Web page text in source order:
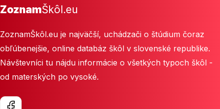
ZoznamŠkôl.eu
ZoznamŠkôl.eu je najväčší, uchádzači o štúdium čoraz
obľúbenejšie, online databáz škôl v slovenské republike.
Návštevníci tu nájdu informácie o všetkých typoch škôl -
od materských po vysoké.